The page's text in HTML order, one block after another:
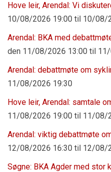
Hove leir, Arendal: Vi
10/08/2026 19:00 til 10/08/
Arendal: BKA med
den 11/08/2026 13:00 til
Arendal: debattmøte om
11/08/2026 19:30
Hove leir, Arendal: samtale
11/08/2026 19:00 til 11/08/
Arendal: viktig debattmøte
12/08/2026 16:30 til 12/08/
Søgne: BKA Agder med stor